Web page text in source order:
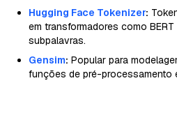
Hugging Face Tokenizer:
em transformadores como
subpalavras.
Gensim: Popular para
funções de pré-processamento